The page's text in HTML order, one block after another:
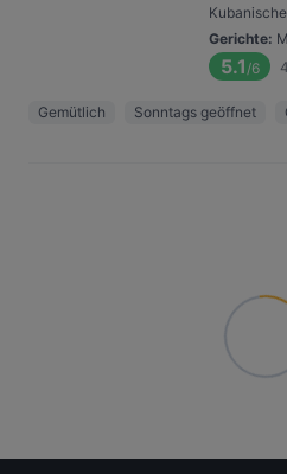
Gerichte:
5.1 /6
Gemütlich Sonntags geöffnet